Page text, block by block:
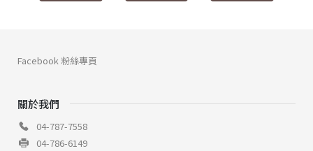
關於我們
04-787-7558
04-786-6149
Facebook 粉絲專頁